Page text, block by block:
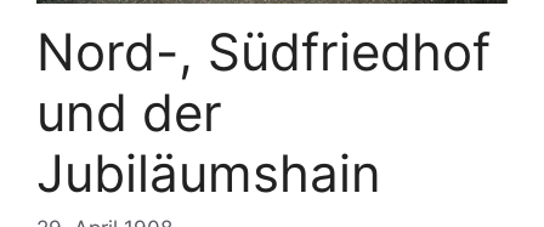
Nord-, Südfriedhof
und der
Jubiläumshain